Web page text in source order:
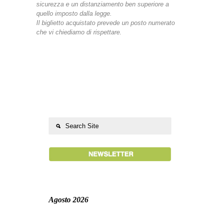
sicurezza e un distanziamento ben superiore a
quello imposto dalla legge.
Il biglietto acquistato prevede un posto numerato
che vi chiediamo di rispettare.
Agosto 2026